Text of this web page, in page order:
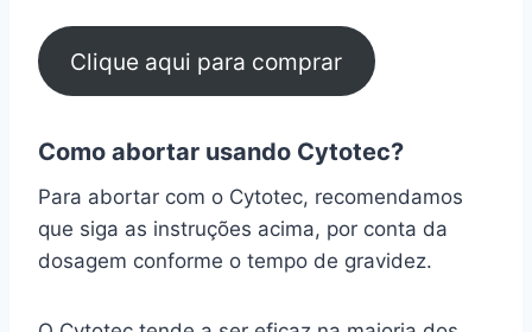
Clique aqui para comprar
Como abortar usando Cytotec?
Para abortar com o Cytotec, recomendamos
que siga as instruções acima, por conta da
dosagem conforme o tempo de gravidez.